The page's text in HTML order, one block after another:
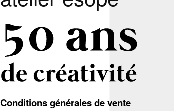
Conditions générales de vente